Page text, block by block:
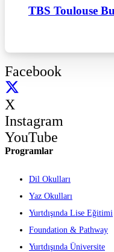
TBS Toulouse
Facebook
X
Instagram
YouTube
Programlar
Dil Okulları
Yaz Okulları
Yurtdışında Lise Eğitimi
Foundation & Pathway
Yurtdışında Üniversite